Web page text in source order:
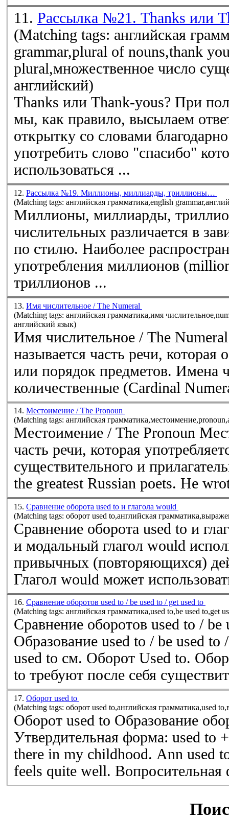
11. Рассылка №21. Thanks или
(Matching tags: английская
grammar,plural of nouns,thank
plural,множественное число
английский)
Thanks или Thank-yous? При
мы, как правило, высылаем
открытку со словами
употребить слово "спасибо"
использоваться ...
12. Рассылка №19. Миллионы, миллиарды, триллионы…
(Matching tags: английская грамматика,english
Миллионы, миллиарды,
числительных различается в
по стилю. Наиболее
употребления миллионов
триллионов ...
13. Имя числительное / The Numeral
(Matching tags: английская грамматика,имя
английский язык)
Имя числительное / The
называется часть речи, которая
или порядок предметов. Имена
количественные (Cardinal
14. Местоимение / The Pronoun
(Matching tags: английская
Местоимение / The Pronoun
часть речи, которая
существительного и
the greatest Russian poets. He
15. Сравнение оборота used to и глагола would
(Matching tags: оборот used to,английская
Сравнение оборота used to и
и модальный глагол would
привычных (повторяющихся)
Глагол would может
16. Сравнение оборотов used to / be used to / get used to
(Matching tags: английская грамматика,used to,be used to,get
Сравнение оборотов used to / be
Образование used to / be used to / get used
used to см. Оборот Used to.
to требуют после себя
17. Оборот used to
(Matching tags: оборот used to,английская грамматика,used
Оборот used to Образование
Утвердительная форма: used to
there in my childhood. Ann used
feels quite well.